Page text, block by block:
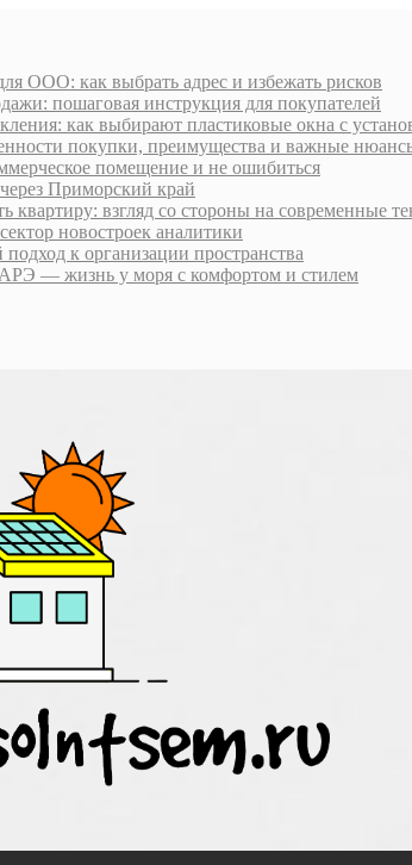
ООО: как выбрать адрес и избежать рисков
пошаговая инструкция для покупателей
как выбирают пластиковые окна с
покупки, преимущества и важные
помещение и не ошибиться
Приморский край
квартиру: взгляд со стороны на современные
новостроек аналитики
к организации пространства
— жизнь у моря с комфортом и стилем